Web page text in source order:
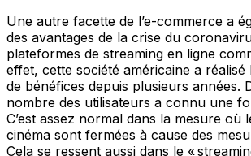
Une autre facette de l’e-commerce a
des avantages de la crise du
plateformes de streaming en ligne
effet, cette société américaine a
de bénéfices depuis plusieurs années.
nombre des utilisateurs a connu une
C’est assez normal dans la mesure où
cinéma sont fermées à cause des
Cela se ressent aussi dans le «